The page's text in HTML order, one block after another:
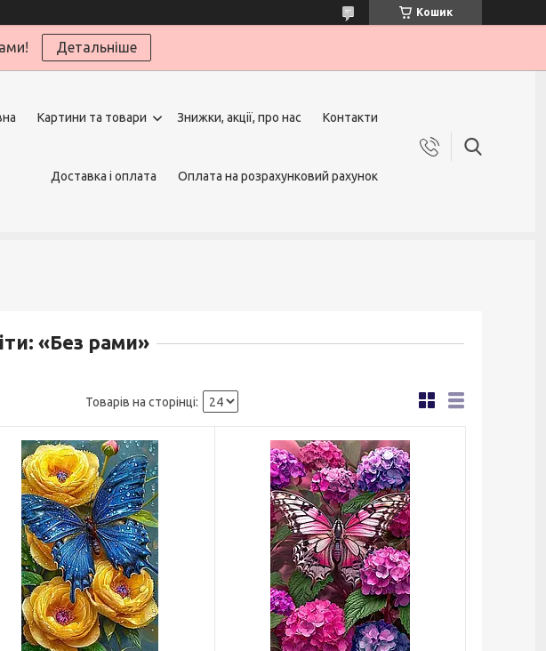
Кошик
Детальніше
Картини та товари Знижки, акції, про нас Контакти
Доставка і оплата Оплата на розрахунковий рахунок
«Без рами»